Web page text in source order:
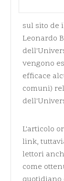
sul sito de
Leonardo
vengono
efficace
comuni)
L'articolo
link,
lettori
come